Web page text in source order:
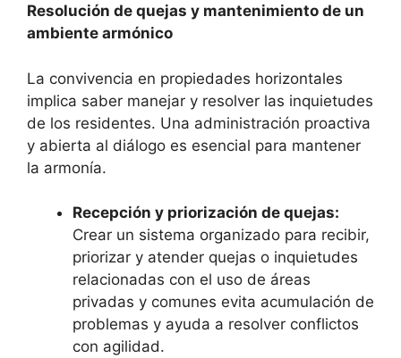
Resolución de quejas y mantenimiento de un
ambiente armónico
La convivencia en propiedades horizontales
implica saber manejar y resolver las inquietudes
de los residentes. Una administración proactiva
y abierta al diálogo es esencial para mantener
la armonía.
Recepción y priorización de quejas:
Crear un sistema organizado para recibir,
priorizar y atender quejas o inquietudes
relacionadas con el uso de áreas
privadas y comunes evita acumulación de
problemas y ayuda a resolver conflictos
con agilidad.